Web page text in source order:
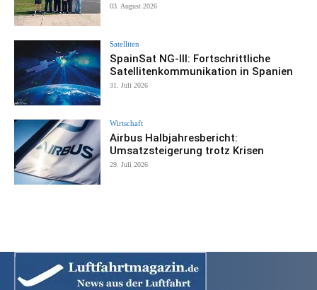
03. August 2026
Satelliten
SpainSat NG-III: Fortschrittliche
Satellitenkommunikation in Spanien
31. Juli 2026
Wirtschaft
Airbus Halbjahresbericht:
Umsatzsteigerung trotz Krisen
29. Juli 2026